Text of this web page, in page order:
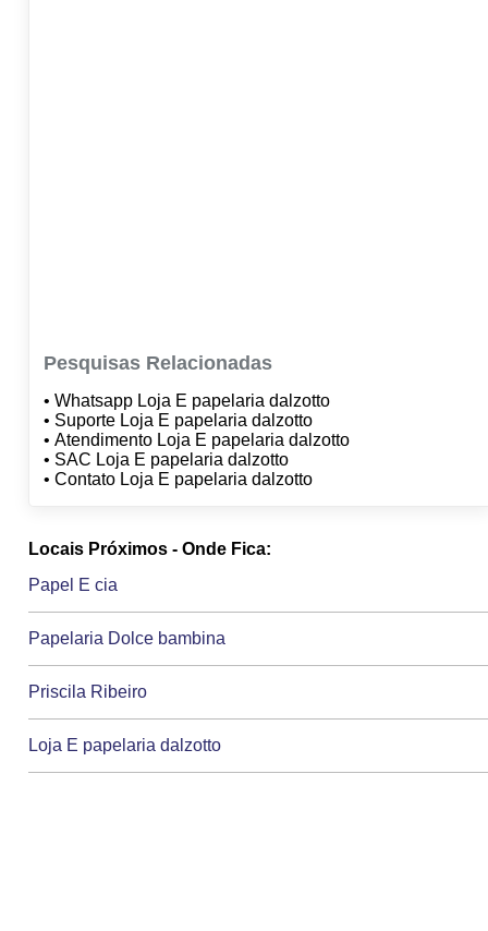
Pesquisas Relacionadas
• Whatsapp Loja E papelaria dalzotto
• Suporte Loja E papelaria dalzotto
• Atendimento Loja E papelaria dalzotto
• SAC Loja E papelaria dalzotto
• Contato Loja E papelaria dalzotto
Locais Próximos - Onde Fica:
Papel E cia
Papelaria Dolce bambina
Priscila Ribeiro
Loja E papelaria dalzotto